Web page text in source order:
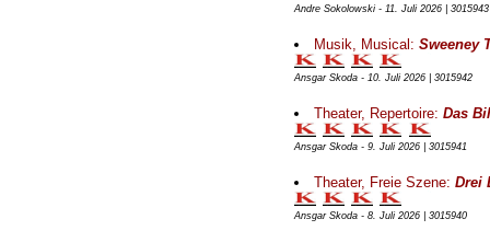
Andre Sokolowski - 11. Juli 2026 | 3015943
Musik, Musical: Sweeney
Ansgar Skoda - 10. Juli 2026 | 3015942
Theater, Repertoire: Das
Ansgar Skoda - 9. Juli 2026 | 3015941
Theater, Freie Szene: Drei
Ansgar Skoda - 8. Juli 2026 | 3015940